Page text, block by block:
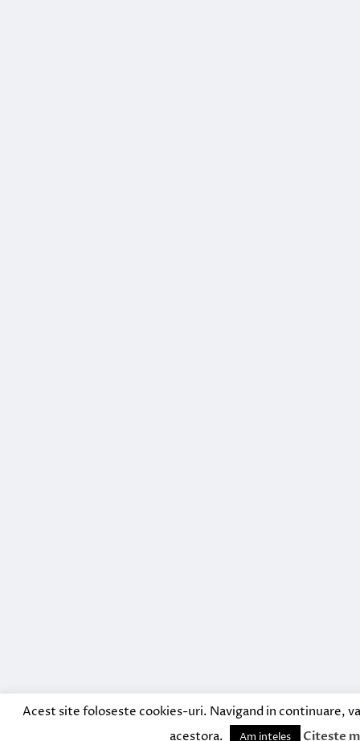
Acest site foloseste cookies-uri. Navigand in continuare,
acestora.
Am inteles Citeste